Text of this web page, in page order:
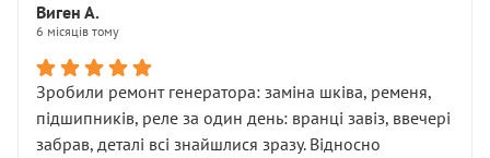
Виген А.
6 місяців тому
Зробили ремонт генератора: заміна шківа, ременя,
підшипників, реле за один день: вранці завіз, ввечері
забрав, деталі всі знайшлися зразу. Відносно